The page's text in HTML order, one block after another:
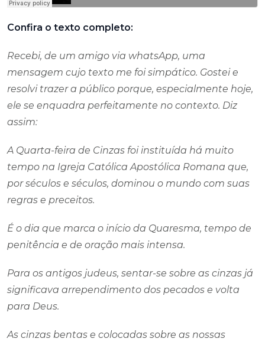
Confira o texto completo:
Recebi, de um amigo via whatsApp, uma
mensagem cujo texto me foi simpático. Gostei e
resolvi trazer a público porque, especialmente hoje,
ele se enquadra perfeitamente no contexto. Diz
assim:
A Quarta-feira de Cinzas foi instituída há muito
tempo na Igreja Católica Apostólica Romana que,
por séculos e séculos, dominou o mundo com suas
regras e preceitos.
É o dia que marca o início da Quaresma, tempo de
penitência e de oração mais intensa.
Para os antigos judeus, sentar-se sobre as cinzas já
significava arrependimento dos pecados e volta
para Deus.
As cinzas bentas e colocadas sobre as nossas